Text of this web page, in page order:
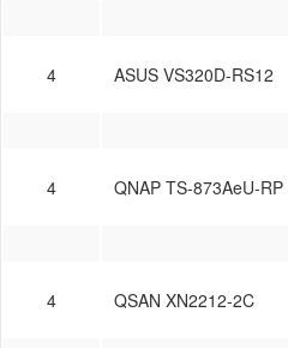
4 ASUS VS320D-RS12
4 QNAP TS-873AeU-RP
4 QSAN XN2212-2C